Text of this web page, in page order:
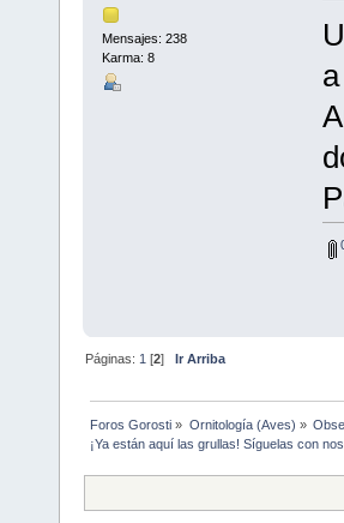
Mensajes: 238
Karma: 8
Páginas: 1 [2]Ir Arriba
Foros Gorosti » Ornitología (Aves) »
¡Ya están aquí las grullas! Síguelas con